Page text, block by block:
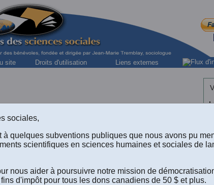
site Droits d'utilisation Liens externes
Collection « Les sciences sociales contemporaines »
Maurice Lagueux
philosophie, département de philosophie, Université de Montréal
sociales,
quelques subventions publiques que nous avons pu
scientifiques en sciences humaines et sociales de
nous aider à poursuivre notre mission de
d'impôt pour tous les dons canadiens de 50 $ et plus.